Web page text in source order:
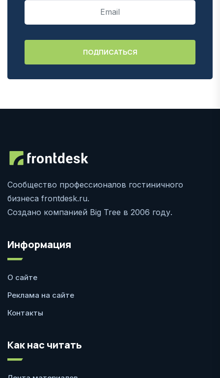
Сообщество профессионалов гостиничного
бизнеса frontdesk.ru.
Создано компанией Big Tree в 2006 году.
Информация
О сайте
Реклама на сайте
Контакты
Как нас читать